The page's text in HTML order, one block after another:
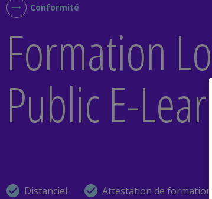
Conformité
Formation
Public E-
Distanciel Attestation de formation